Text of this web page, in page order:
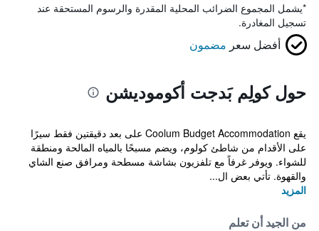
*يشمل المجموع الضرائب المحلية المقدرة والرسوم المستحقة عند
تسجيل المغادرة.
أفضل سعر مضمون
حول كولِم بَدجت أكوموديشن
يقع Coolum Budget Accommodation على بعد دقيقتين فقط سيرًا
على الأقدام من شاطئ كولوم، ويضم مسبحًا بالمياه المالحة ومنطقة
للشواء. ويوفر غرفاً مع تلفزيون بشاشة مسطحة ومرافق صنع الشاي
والقهوة. تأتي بعض ال...
المزيد
من الجيد أن تعلم